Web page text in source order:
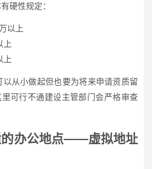
硬性规定：
以上
上
上
从小做起但也要为将来申请资质留
里可行不通建设主管部门会严格审查
的办公地点——虚拟地址